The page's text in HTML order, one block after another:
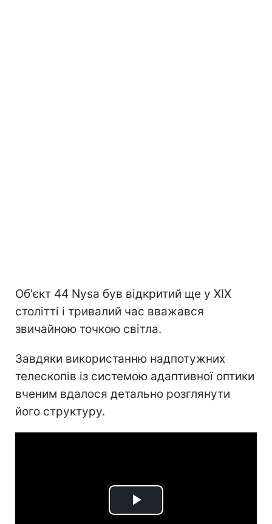
Об'єкт 44 Nysa був відкритий ще у XIX
столітті і тривалий час вважався
звичайною точкою світла.
Завдяки використанню надпотужних
телескопів із системою адаптивної оптики
вченим вдалося детально розглянути
його структуру.
Play